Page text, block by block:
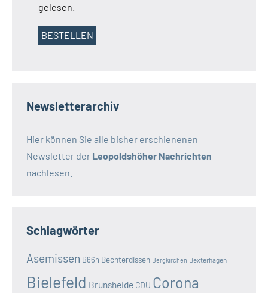
gelesen.
Newsletterarchiv
Hier können Sie alle bisher erschienenen
Newsletter der Leopoldshöher Nachrichten
nachlesen.
Schlagwörter
Asemissen B66n Bechterdissen Bergkirchen Bexterhagen
Bielefeld Brunsheide CDU Corona